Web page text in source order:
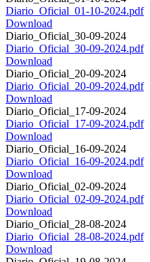
Diario_Oficial_01-10-2024.pdf
Download
Diario_Oficial_30-09-2024
Diario_Oficial_30-09-2024.pdf
Download
Diario_Oficial_20-09-2024
Diario_Oficial_20-09-2024.pdf
Download
Diario_Oficial_17-09-2024
Diario_Oficial_17-09-2024.pdf
Download
Diario_Oficial_16-09-2024
Diario_Oficial_16-09-2024.pdf
Download
Diario_Oficial_02-09-2024
Diario_Oficial_02-09-2024.pdf
Download
Diario_Oficial_28-08-2024
Diario_Oficial_28-08-2024.pdf
Download